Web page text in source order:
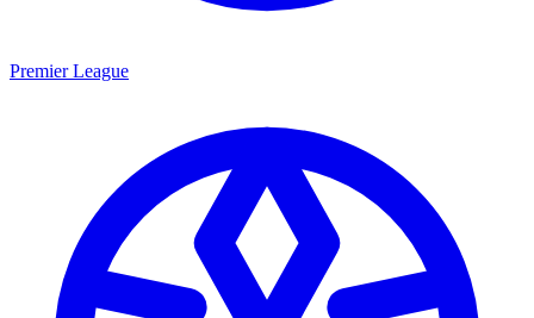
Premier League